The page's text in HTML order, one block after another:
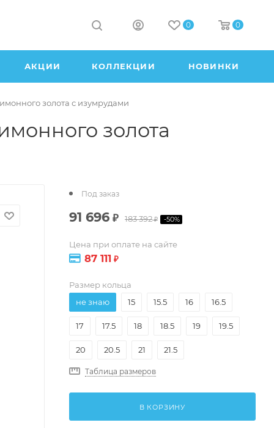
0 0
АКЦИИ КОЛЛЕКЦИИ НОВИНКИ
золота с изумрудами
золота
Под заказ
91 696 ₽ 183 392₽ -50%
Цена при оплате на сайте
87 111 ₽
Размер кольца
не знаю
15 15.5 16 16.5
17 17.5 18 18.5 19 19.5
20 20.5 21 21.5
Таблица размеров
В КОРЗИНУ